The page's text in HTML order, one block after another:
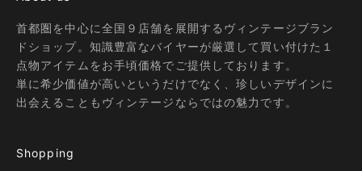
首都圏を中心に全国９店舗を展開するヴィンテージブラン
ドショップ。知識豊富なバイヤーが厳選して買い付けた１
点物アイテムをお手頃価格でご提供しております。
単に希少価値が高いというだけでなく、珍しいデザインに
出会えることもヴィンテージならではの魅力です。
Shopping